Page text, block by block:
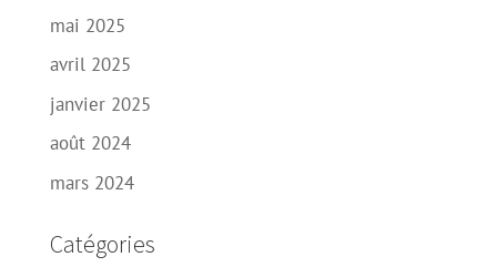
mai 2025
avril 2025
janvier 2025
août 2024
mars 2024
Catégories